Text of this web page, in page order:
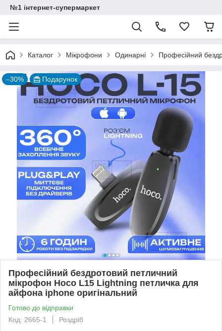
№1 інтернет-супермаркет
Каталог Мікрофони Одинарні Професійний
–30% Подарунок
Професійний бездротовий петличний
мікрофон Hoco L15 Lightning петличка для
айфона iphone оригінальний
Готово до відправки
Код: 2665-1
Роздріб